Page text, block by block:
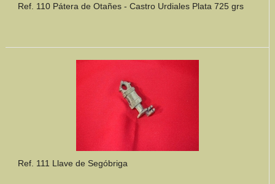
Ref. 110 Pátera de Otañes - Castro Urdiales Plata 725 grs
Ref. 111 Llave de Segóbriga